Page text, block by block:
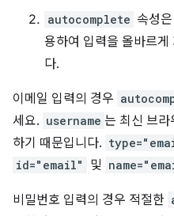
autocomplete 속성
용하여 입력을 올바르게
다.
이메일 입력의 경우
세요. username 는 최신 브라
하기 때문입니다.
id="email" 및
비밀번호 입력의 경우 적절한